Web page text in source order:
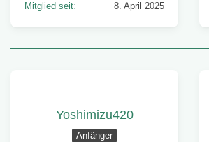
Mitglied seit
8. April 2025
Yoshimizu420
Anfänger